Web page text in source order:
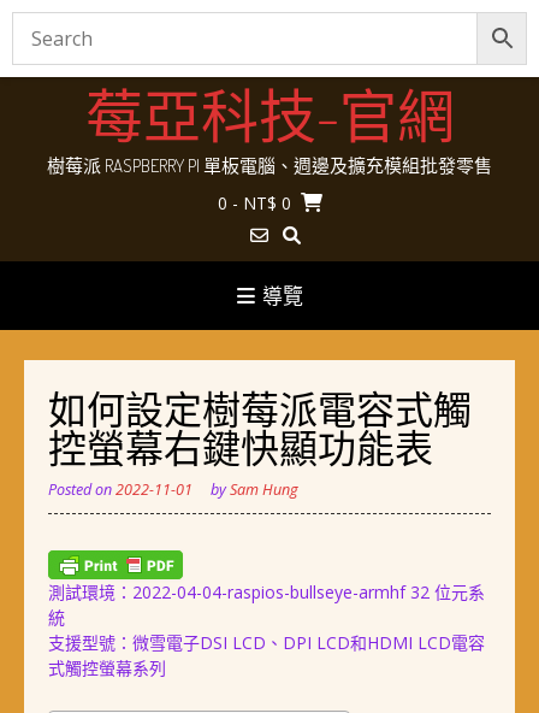
Skip
莓亞科技-官網
樹莓派 RASPBERRY PI 單板電腦、週邊及擴充模組批發零售
0 - NT$ 0
導覽
如何設定樹莓派電容式觸
控螢幕右鍵快顯功能表
Posted on2022-11-01 bySam Hung
測試環境：2022-04-04-raspios-bullseye-armhf 32 位元系
統
支援型號：微雪電子DSI LCD、DPI LCD和HDMI LCD電容
式觸控螢幕系列